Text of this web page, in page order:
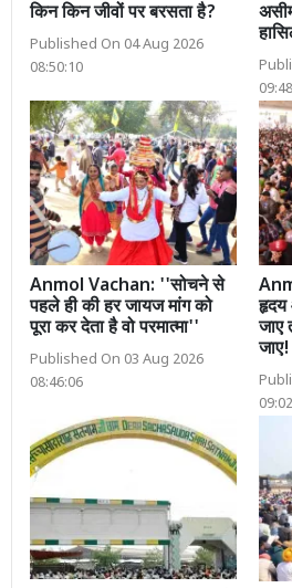
किन किन जीवों पर बरसता है?
Published On 04 Aug 2026
08:50:10
Anmol Vachan: ''सोचने से
पहले ही की हर जायज मांग को
पूरा कर देता है वो परमात्मा''
Published On 03 Aug 2026
08:46:06
हृदय
जाए
जाए!